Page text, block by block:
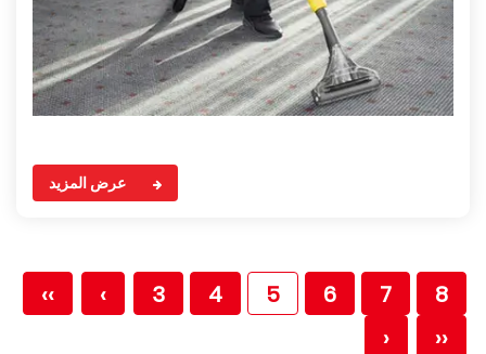
‹‹ ‹ 3 4 5 6 7
8
›
››